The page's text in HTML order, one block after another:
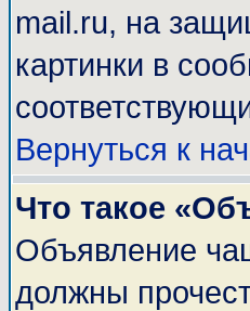
mail.ru, на
картинки в
Вернуться к
Что такое
Объявление
должны